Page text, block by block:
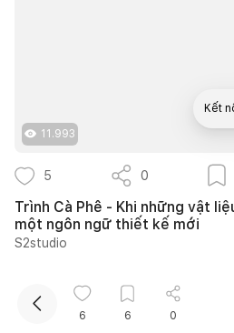
11.993
5 0
Trình Cà Phê - Khi những vật
một ngôn ngữ thiết kế mới
S2studio
6 6 0
Kết
Mua